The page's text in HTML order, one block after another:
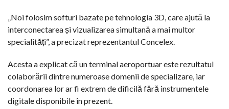
„Noi folosim softuri bazate pe tehnologia 3D, care ajută la
interconectarea și vizualizarea simultană a mai multor
specialități”, a precizat reprezentantul Concelex.
Acesta a explicat că un terminal aeroportuar este rezultatul
colaborării dintre numeroase domenii de specializare, iar
coordonarea lor ar fi extrem de dificilă fără instrumentele
digitale disponibile în prezent.